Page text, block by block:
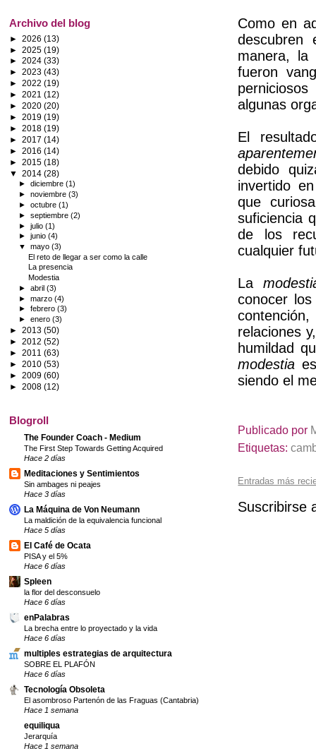
Como en
descubren
manera, la
fueron
algunas
El
debido
invertido
que
suficiencia
de los
cualquier
La
conocer
relaciones
humildad
modestia
siendo el
Publicado por
Etiquetas:
Entradas más
Suscribirse
Archivo del blog
► 2026 (13)
► 2025 (19)
► 2024 (33)
► 2023 (43)
► 2022 (19)
► 2021 (12)
► 2020 (20)
► 2019 (19)
► 2018 (19)
► 2017 (14)
► 2016 (14)
► 2015 (18)
▼ 2014 (28)
►diciembre(1)
►noviembre(3)
►octubre(1)
►septiembre(2)
►julio(1)
►junio(4)
▼mayo(3)
El reto de llegar a ser como la calle
La presencia
Modestia
►abril(3)
►marzo(4)
►febrero(3)
►enero(3)
► 2013 (50)
► 2012 (52)
► 2011 (63)
► 2010 (53)
► 2009 (60)
► 2008 (12)
Blogroll
The Founder Coach - Medium
The First Step Towards Getting Acquired
Hace 2 días
Meditaciones y Sentimientos
Sin ambages ni peajes
Hace 3 días
La Máquina de Von Neumann
La maldición de la equivalencia funcional
Hace 5 días
El Café de Ocata
PISA y el 5%
Hace 6 días
Spleen
la flor del desconsuelo
Hace 6 días
enPalabras
La brecha entre lo proyectado y la vida
Hace 6 días
multiples estrategias de arquitectura
SOBRE EL PLAFÓN
Hace 6 días
Tecnología Obsoleta
El asombroso Partenón de las Fraguas (Cantabria)
Hace 1 semana
equiliqua
Jerarquía
Hace 1 semana